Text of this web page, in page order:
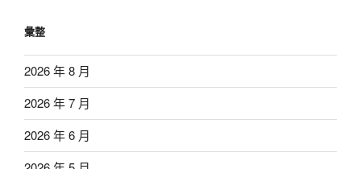
彙整
2026 年 8 月
2026 年 7 月
2026 年 6 月